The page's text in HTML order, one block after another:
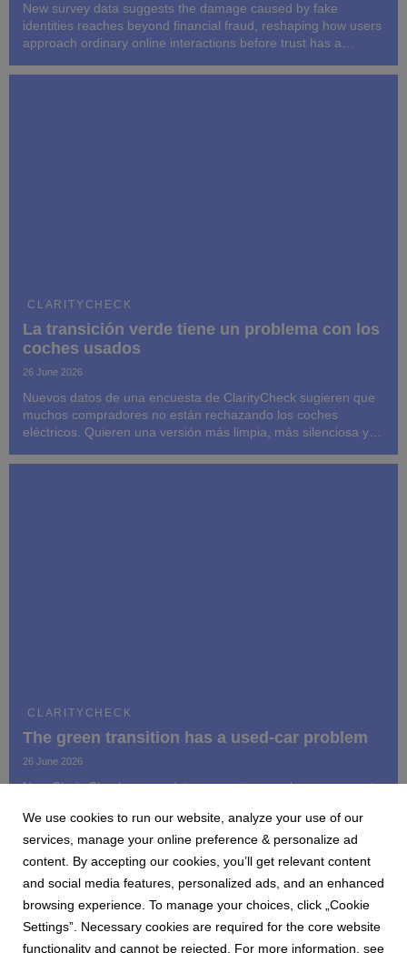
New survey data suggests the damage caused by fake
identities reaches beyond financial fraud, reshaping how users
approach ordinary online interactions before trust has a
CLARITYCHECK
La transición verde tiene un problema con los
coches usados
26 June 2026
Nuevos datos de una encuesta de ClarityCheck sugieren que
muchos compradores no están rechazando los coches
eléctricos. Quieren una versión más limpia, más silenciosa y
el mercado de vehículos eléctricos usado...
CLARITYCHECK
The green transition has a used-car problem
26 June 2026
New ClarityCheck survey data suggests many buyers are not
future-facing version of car ownership, but the used EV market
still asks them to trust too much that they cannot see.
1 2 3 4 5 6 7
We use cookies to run our website, analyze your use of our
services, manage your online preference & personalize ad
content. By accepting our cookies, you’ll get relevant content
and social media features, personalized ads, and an enhanced
browsing experience. To manage your choices, click „Cookie
Settings”. Necessary cookies are required for the core website
functionality and cannot be rejected. For more information, see